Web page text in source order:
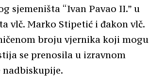
sjemeništa “Ivan Pavao II.” u
vlč. Marko Stipetić i đakon vlč.
broju vjernika koji mogu
se prenosila u izravnom
nadbiskupije.